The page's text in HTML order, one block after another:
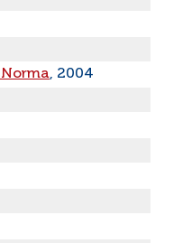
Norma, 2004